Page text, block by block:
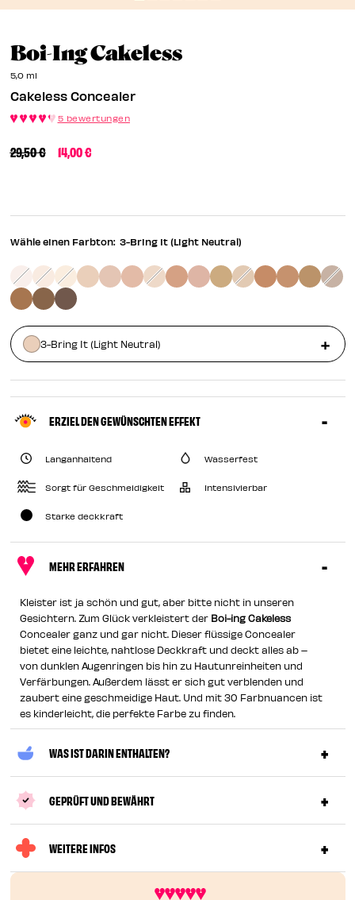
Boi-Ing CakelessCakeless
5,0 ml
Cakeless Concealer
5 bewertungen
PREISREDUZIERUNG VON
29,50 €BIS14,00 €
Wähle einen Farbton: 3-Bring It (Light Neutral)
3-Bring It (Light Neutral)
ERZIEL DEN GEWÜNSCHTEN EFFEKT
Langanhaltend Wasserfest
Sorgt für Geschmeidigkeit Intensivierbar
Starke deckkraft
MEHR ERFAHREN
Kleister ist ja schön und gut, aber bitte nicht in unseren
Gesichtern. Zum Glück verkleistert der Boi-ing Cakeless
Concealer ganz und gar nicht. Dieser flüssige Concealer
bietet eine leichte, nahtlose Deckkraft und deckt alles ab –
von dunklen Augenringen bis hin zu Hautunreinheiten und
Verfärbungen. Außerdem lässt er sich gut verblenden und
zaubert eine geschmeidige Haut. Und mit 30 Farbnuancen ist
es kinderleicht, die perfekte Farbe zu finden.
WAS IST DARIN ENTHALTEN?
GEPRÜFT UND BEWÄHRT
WEITERE INFOS